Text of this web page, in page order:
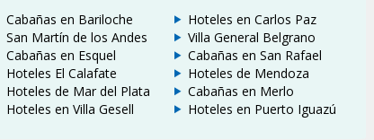
Cabañas en Bariloche
San Martín de los Andes
Cabañas en Esquel
Hoteles El Calafate
Hoteles de Mar del Plata
Hoteles en Villa Gesell
Hoteles en Carlos Paz
Villa General Belgrano
Cabañas en San Rafael
Hoteles de Mendoza
Cabañas en Merlo
Hoteles en Puerto Iguazú